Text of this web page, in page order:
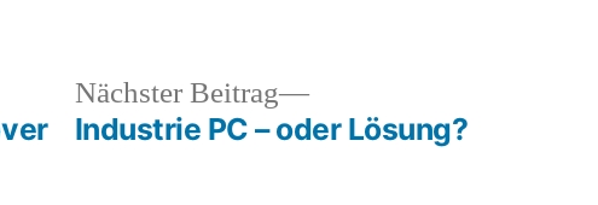
Nächster Beitrag
Nächster
Beitrag:
Industrie PC – oder Lösung?